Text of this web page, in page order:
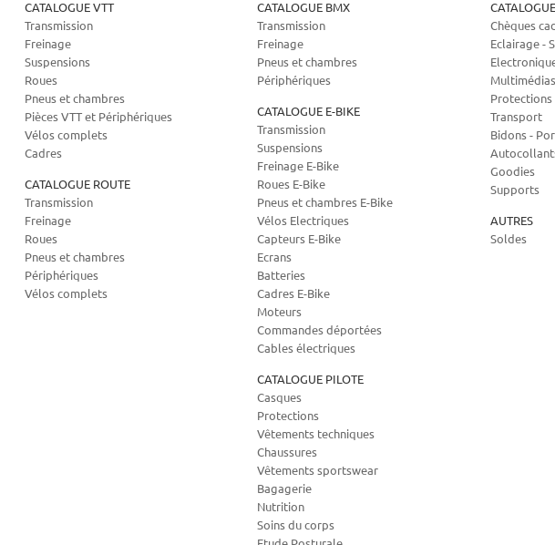
CATALOGUE VTT
Transmission
Freinage
Suspensions
Roues
Pneus et chambres
Pièces VTT et Périphériques
Vélos complets
Cadres
CATALOGUE ROUTE
Transmission
Freinage
Roues
Pneus et chambres
Périphériques
Vélos complets
CATALOGUE BMX
Transmission
Freinage
Pneus et chambres
Périphériques
CATALOGUE E-BIKE
Transmission
Suspensions
Freinage E-Bike
Roues E-Bike
Pneus et chambres E-Bike
Vélos Electriques
Capteurs E-Bike
Ecrans
Batteries
Cadres E-Bike
Moteurs
Commandes déportées
Cables électriques
CATALOGUE PILOTE
Casques
Protections
Vêtements techniques
Chaussures
Vêtements sportswear
Bagagerie
Nutrition
Soins du corps
Chèques
Eclairage -
Multimédias
Protections
Transport
Bidons -
Goodies
Supports
AUTRES
Soldes